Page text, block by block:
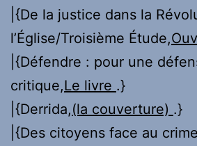
|{De la justice dans la
l’Église/Troisième Étude,
|{Défendre : pour une
critique,Le livre .}
|{Derrida,(la couverture) .}
|{Des citoyens face au